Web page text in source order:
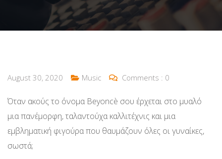
August 30, 2020 Music Comments : 0
Όταν ακούς το όνομα Beyoncè σου έρχεται στο μυαλό
μια πανέμορφη, ταλαντούχα καλλιτέχνις και μια
εμβληματική φιγούρα που θαυμάζουν όλες οι γυναίκες,
σωστά;